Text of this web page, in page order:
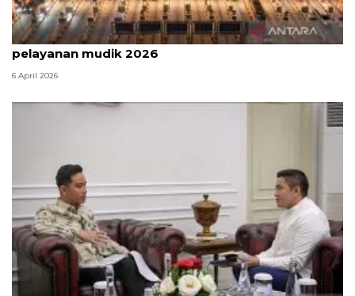
Survei: 88,8 persen responden puas dengan
pelayanan mudik 2026
6 April 2026